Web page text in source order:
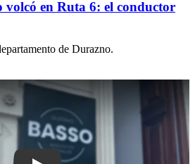
volcó en Ruta 6: el conductor
de Durazno.